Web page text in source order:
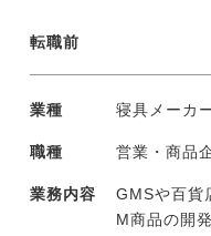
転職前
業種 寝具メーカ
職種 営業・商品
業務内容
GMSや百貨
M商品の開